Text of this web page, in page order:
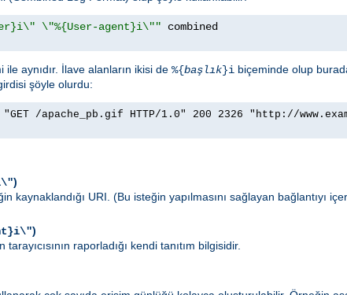
\"%{User-agent}i\""
aynıdır. İlave alanların ikisi de %{başlık}i biçeminde olup
şöyle olurdu:
/apache_pb.gif HTTP/1.0" 200 2326 "http://
)
kaynaklandığı URI. (Bu isteğin yapılmasını sağlayan bağlantıyı
)
raporladığı kendi tanıtım bilgisidir.